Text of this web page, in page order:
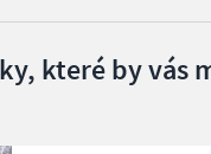
které by vás